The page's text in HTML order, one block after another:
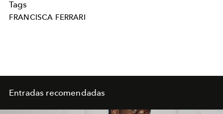
Tags
FRANCISCA FERRARI
Entradas recomendadas